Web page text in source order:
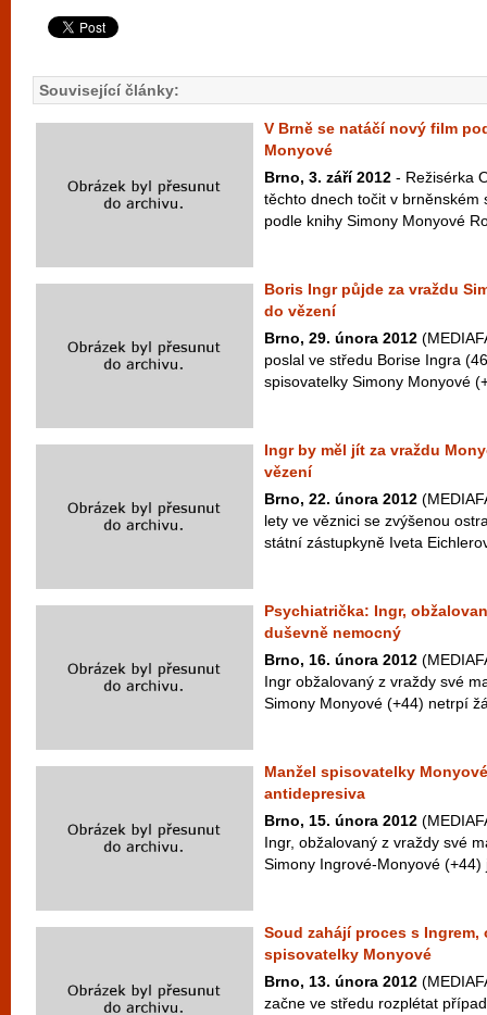
Související články:
V Brně se natáčí nový film
Monyové
Brno, 3. září 2012 - Režisérka
těchto dnech točit v brněnském
podle knihy Simony Monyové
Boris Ingr půjde za vraždu
do vězení
Brno, 29. února 2012
poslal ve středu Borise Ingra
spisovatelky Simony Monyové
Ingr by měl jít za vraždu
vězení
Brno, 22. února 2012
lety ve věznici se zvýšenou
státní zástupkyně Iveta
Psychiatrička: Ingr,
duševně nemocný
Brno, 16. února 2012
Ingr obžalovaný z vraždy své
Simony Monyové (+44) netrpí
Manžel spisovatelky
antidepresiva
Brno, 15. února 2012
Ingr, obžalovaný z vraždy své
Simony Ingrové-Monyové
Soud zahájí proces s Ingrem,
spisovatelky Monyové
Brno, 13. února 2012
začne ve středu rozplétat